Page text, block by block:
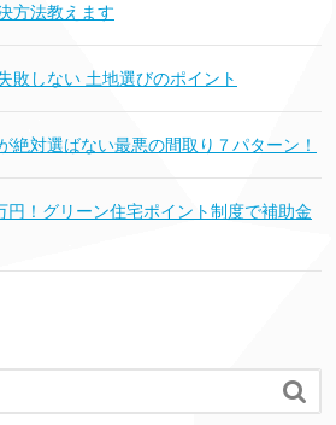
方法教えます
敗しない 土地選びのポイント
絶対選ばない最悪の間取り７パターン！
円！グリーン住宅ポイント制度で補助金
